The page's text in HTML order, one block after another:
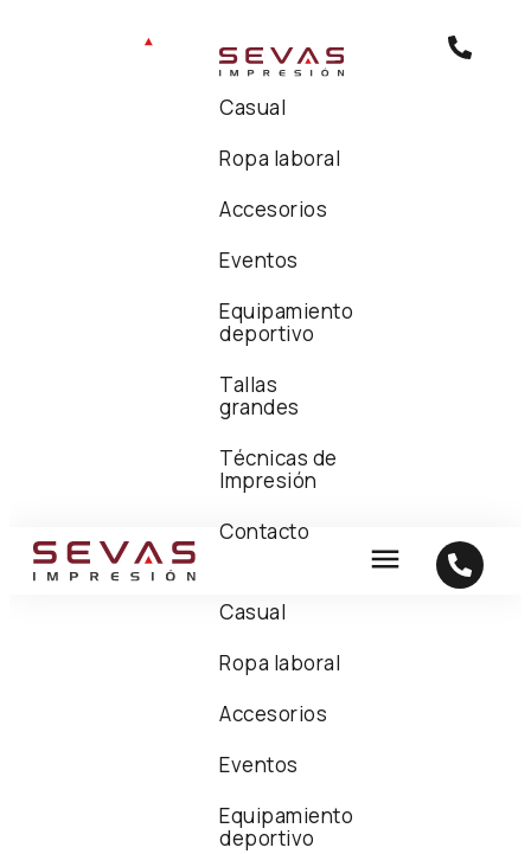
Casual
Ropa laboral
Accesorios
Eventos
Equipamiento
deportivo
Tallas
grandes
Técnicas de
Impresión
Contacto
Casual
Ropa laboral
Accesorios
Eventos
Equipamiento
deportivo